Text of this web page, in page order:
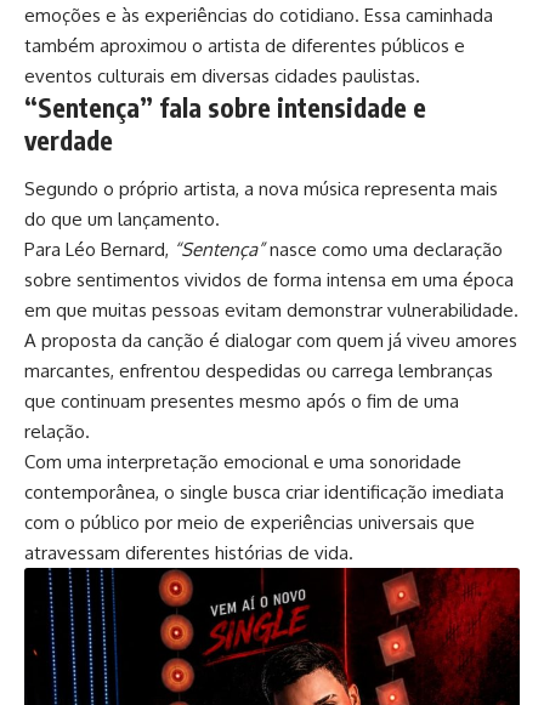
emoções e às experiências do cotidiano. Essa caminhada
também aproximou o artista de diferentes públicos e
eventos culturais em diversas cidades paulistas.
“Sentença” fala sobre intensidade e
verdade
Segundo o próprio artista, a nova música representa mais
do que um lançamento.
Para Léo Bernard, “Sentença”nasce como uma declaração
sobre sentimentos vividos de forma intensa em uma época
em que muitas pessoas evitam demonstrar vulnerabilidade.
A proposta da canção é dialogar com quem já viveu amores
marcantes, enfrentou despedidas ou carrega lembranças
que continuam presentes mesmo após o fim de uma
relação.
Com uma interpretação emocional e uma sonoridade
contemporânea, o single busca criar identificação imediata
com o público por meio de experiências universais que
atravessam diferentes histórias de vida.